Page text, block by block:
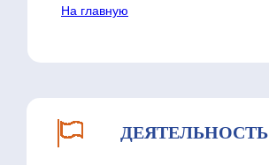
На главную
ДЕЯТЕЛЬНОСТЬ